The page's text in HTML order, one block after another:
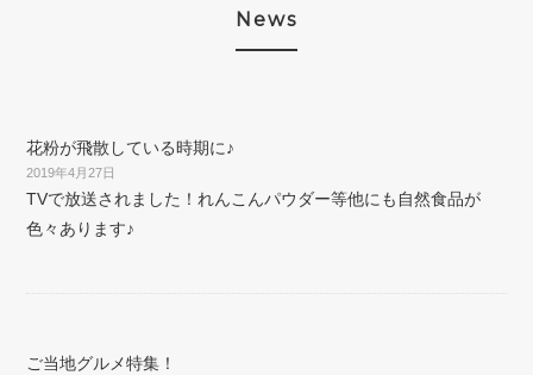
News
花粉が飛散している時期に♪
2019年4月27日
TVで放送されました！れんこんパウダー等他にも自然食品が
色々あります♪
ご当地グルメ特集！